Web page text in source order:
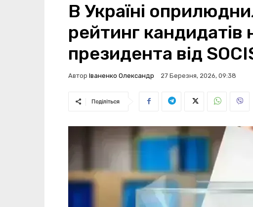
В Україні
рейтинг кандидатів
президента від
Автор Іваненко Олександр 27 Березня, 2026, 09:38
Поділіться